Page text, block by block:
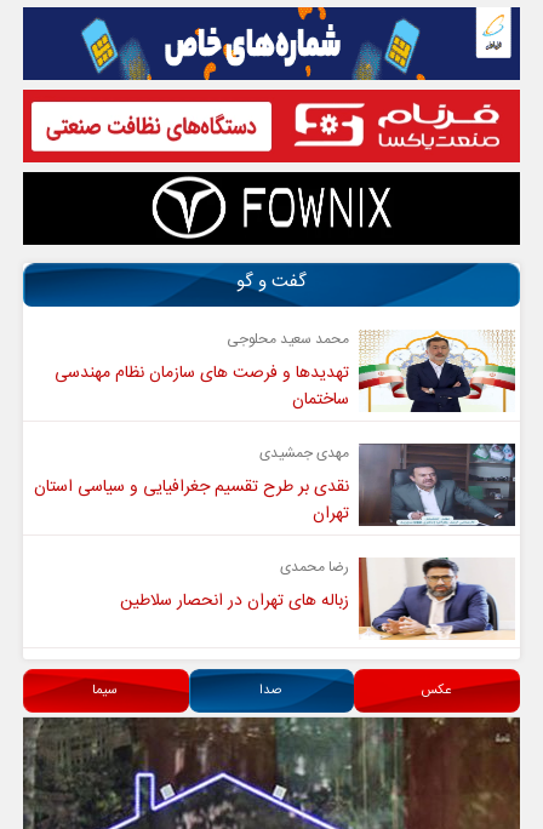
گفت و گو
محمد سعید محلوجی
تهدیدها و فرصت های سازمان نظام مهندسی
ساختمان
مهدی جمشیدی
نقدی بر طرح تقسیم جغرافیایی و سیاسی استان
تهران
رضا محمدی
زباله های تهران در انحصار سلاطین
عکس صدا سیما